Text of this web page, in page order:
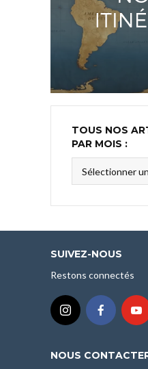
TOUS NOS
PAR MOIS :
nos
classés
:
SUIVEZ-NOUS
Restons connectés
NOUS